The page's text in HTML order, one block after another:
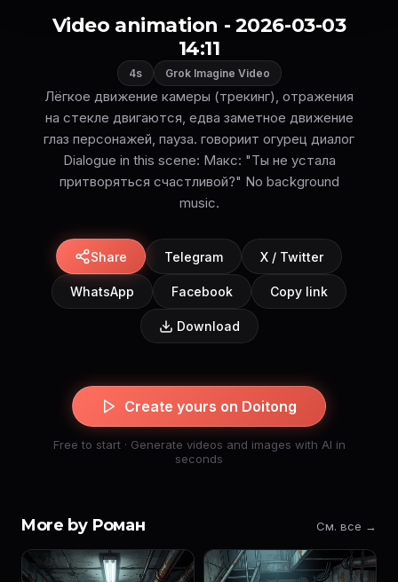
Video animation - 2026-03-03
14:11
4s Grok Imagine Video
Лёгкое движение камеры (трекинг), отражения
на стекле двигаются, едва заметное движение
глаз персонажей, пауза. говориит огурец диалог
Dialogue in this scene: Макс: "Ты не устала
притворяться счастливой?" No background
music.
Share Telegram X / Twitter
WhatsApp Facebook Copy link
Download
Create yours on Doitong
Free to start · Generate videos and images with AI in
seconds
More by Роман См. все →